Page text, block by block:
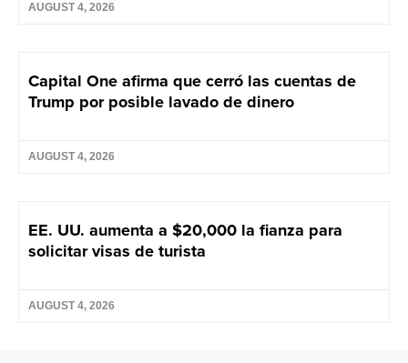
AUGUST 4, 2026
Capital One afirma que cerró las cuentas de
Trump por posible lavado de dinero
AUGUST 4, 2026
EE. UU. aumenta a $20,000 la fianza para
solicitar visas de turista
AUGUST 4, 2026